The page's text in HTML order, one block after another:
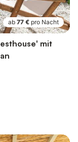
ab 77 € pro Nacht
mit